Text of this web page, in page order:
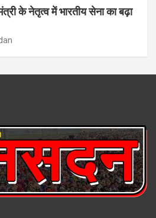
के नेतृत्व में भारतीय सेना का बढ़ा